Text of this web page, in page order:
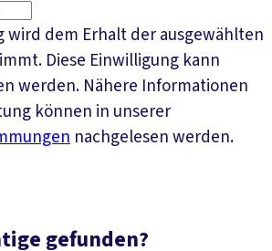
wird dem Erhalt der ausgewählten
Diese Einwilligung kann
werden. Nähere Informationen
können in unserer
nachgelesen werden.
gefunden?